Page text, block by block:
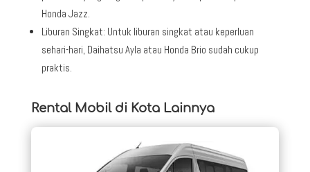
Honda Jazz.
Liburan Singkat: Untuk liburan singkat atau keperluan
sehari-hari, Daihatsu Ayla atau Honda Brio sudah cukup
praktis.
Rental Mobil di Kota Lainnya